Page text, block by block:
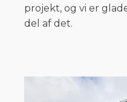
projekt, og vi er
del af det.